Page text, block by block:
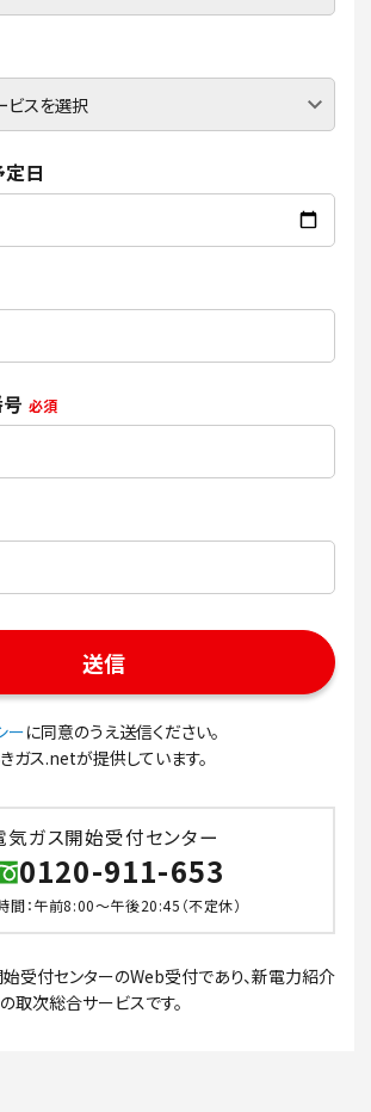
日
必須
ーに同意のうえ送信ください。
ガス.netが提供しています。
気ガス開始受付センター
0120-911-653
間：午前8:00～午後20:45（不定休）
受付センターのWeb受付であり、新電力紹介
取次総合サービスです。